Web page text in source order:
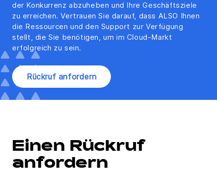
der Konkurrenz abzuheben und Ihre Geschäftsziele
zu erreichen. Vertrauen Sie darauf, dass ALSO Ihnen
die Ressourcen und den Support zur Verfügung
stellt, die Sie benötigen, um im Cloud-Markt
erfolgreich zu sein.
Rückruf anfordern
Einen Rückruf
anfordern